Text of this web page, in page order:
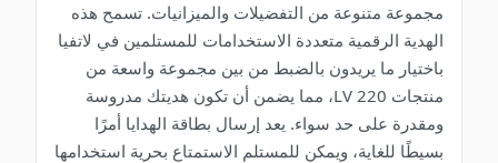
مجموعة متنوعة من التفضيلات والميزانيات. تسمح هذه
الهدية الرقمية متعددة الاستخدامات للمستلمين في لاتفيا
باختيار ما يريدون بالضبط من بين مجموعة واسعة من
منتجات 220 LV، مما يضمن أن تكون هديتك مدروسة
ومقدرة على حد سواء. يعد إرسال بطاقة الهدايا أمرًا
بسيطًا للغاية، ويمكن للمستلم الاستمتاع بحرية استخدامها